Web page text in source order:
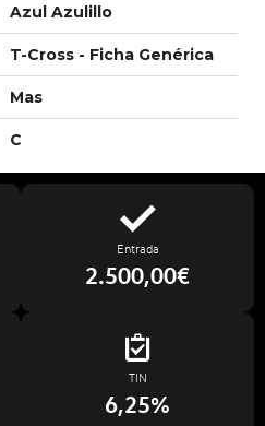
Azul Azulillo
T-Cross - Ficha Genérica
Mas
C
Entrada
2.500,00€
TIN
6,25%